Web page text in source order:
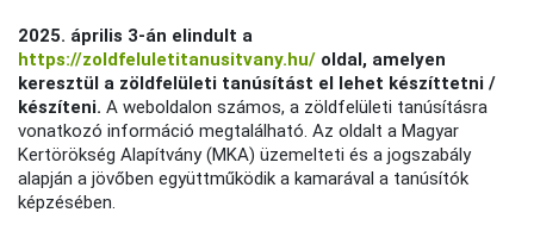
2025. április 3-án elindult a
https://zoldfeluletitanusitvany.hu/ oldal, amelyen
keresztül a zöldfelületi tanúsítást el lehet készíttetni /
készíteni.A weboldalon számos, a zöldfelületi tanúsításra
vonatkozó információ megtalálható. Az oldalt a Magyar
Kertörökség Alapítvány (MKA) üzemelteti és a jogszabály
alapján a jövőben együttműködik a kamarával a tanúsítók
képzésében.